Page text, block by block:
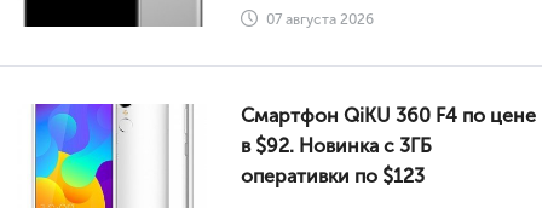
07 августа 2026
Смартфон QiKU 360 F4 по цене
в $92. Новинка с 3ГБ
оперативки по $123